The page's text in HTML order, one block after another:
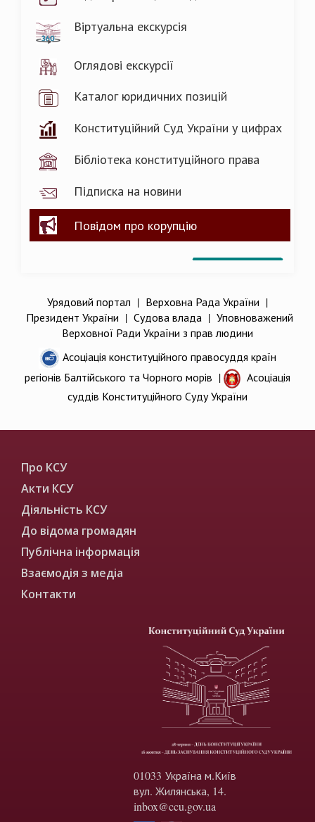
Віртуальна екскурсія
Оглядові екскурсії
Каталог юридичних позицій
Конституційний Суд України у цифрах
Бібліотека конституційного права
Підписка на новини
Повідом про корупцію
Урядовий портал | Верховна Рада України |
Президент України | Судова влада| Уповноважений
Верховної Ради України з прав людини
Асоціація конституційного правосуддя країн
регіонів Балтійського та Чорного морів |
Асоціація
суддів Конституційного Суду України
Про КСУ
Акти КСУ
Діяльність КСУ
До відома громадян
Публічна інформація
Взаємодія з медіа
Контакти
01033 Україна м.Київ
вул. Жилянська, 14.
inbox@ccu.gov.ua